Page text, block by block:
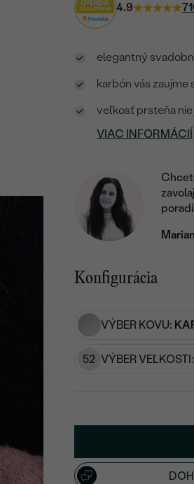
4.9
elegantný
karbón vás
veľkosť prsteňa
VIAC INFORMÁCIÍ
Konfigurácia
VÝBER KOVU:
52 VÝBER VEĽKOSTI: